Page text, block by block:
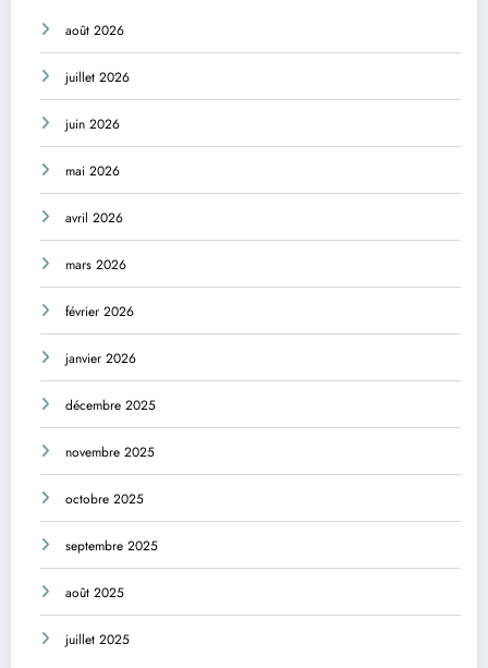
août 2026
juillet 2026
juin 2026
mai 2026
avril 2026
mars 2026
février 2026
janvier 2026
décembre 2025
novembre 2025
octobre 2025
septembre 2025
août 2025
juillet 2025